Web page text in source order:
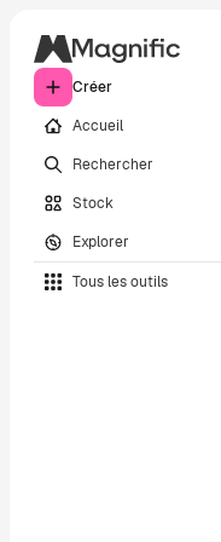
Créer
Accueil
Rechercher
Stock
Explorer
Tous les outils